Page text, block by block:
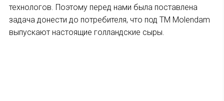
технологов. Поэтому перед нами была поставлена
задача донести до потребителя, что под ТМ Molendam
выпускают настоящие голландские сыры.